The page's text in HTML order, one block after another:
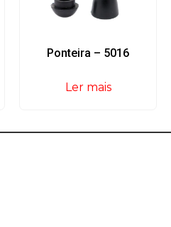
Ponteira – 5016
Ler mais